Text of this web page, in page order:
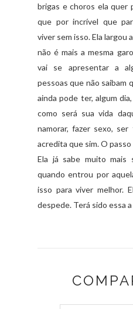
brigas e choros ela quer
que por incrível que
viver sem isso. Ela largou
não é mais a mesma
vai se apresentar a
pessoas que não saibam
ainda pode ter, algum
como será sua vida
namorar, fazer sexo, ser
acredita que sim. O
Ela já sabe muito mais
quando entrou por
isso para viver melhor.
despede. Terá sido essa